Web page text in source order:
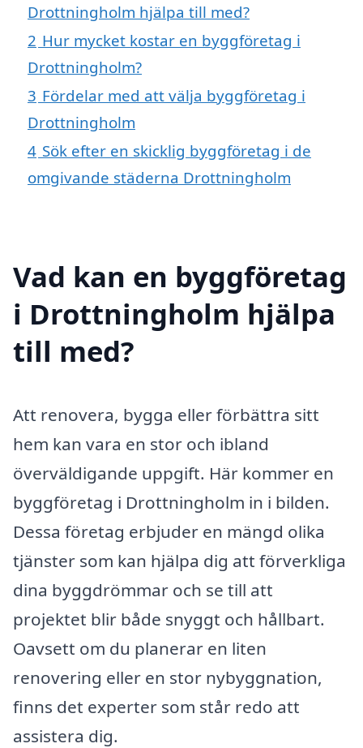
Drottningholm hjälpa till med?
2 Hur mycket kostar en byggföretag i
Drottningholm?
3 Fördelar med att välja byggföretag i
Drottningholm
4 Sök efter en skicklig byggföretag i de
omgivande städerna Drottningholm
Vad kan en byggföretag
i Drottningholm hjälpa
till med?
Att renovera, bygga eller förbättra sitt
hem kan vara en stor och ibland
överväldigande uppgift. Här kommer en
byggföretag i Drottningholm in i bilden.
Dessa företag erbjuder en mängd olika
tjänster som kan hjälpa dig att förverkliga
dina byggdrömmar och se till att
projektet blir både snyggt och hållbart.
Oavsett om du planerar en liten
renovering eller en stor nybyggnation,
finns det experter som står redo att
assistera dig.